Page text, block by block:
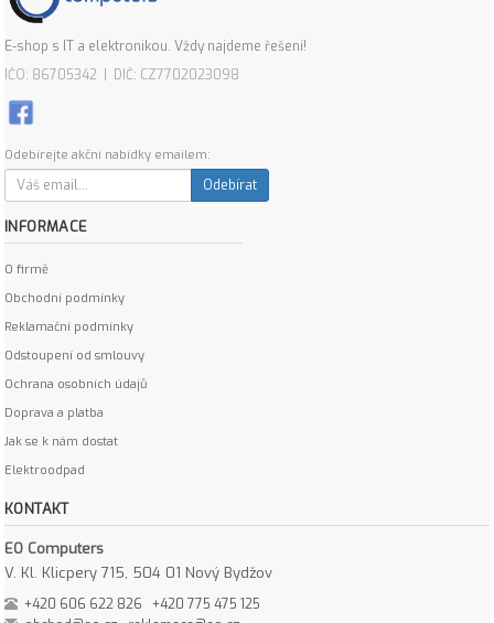
E-shop s IT a elektronikou. Vždy najdeme řešení!
IČO: 86705342 | DIČ: CZ7702023098
Odebírejte akční nabídky emailem:
Odebírat
INFORMACE
O firmě
Obchodní podmínky
Reklamační podmínky
Odstoupení od smlouvy
Ochrana osobních údajů
Doprava a platba
Jak se k nám dostat
Elektroodpad
KONTAKT
EO Computers
V. Kl. Klicpery 715, 504 01 Nový Bydžov
+420 606 622 826
+420 775 475 125